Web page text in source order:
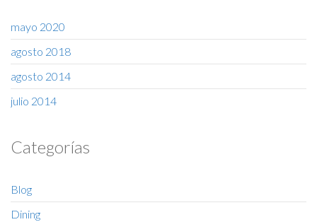
mayo 2020
agosto 2018
agosto 2014
julio 2014
Categorías
Blog
Dining